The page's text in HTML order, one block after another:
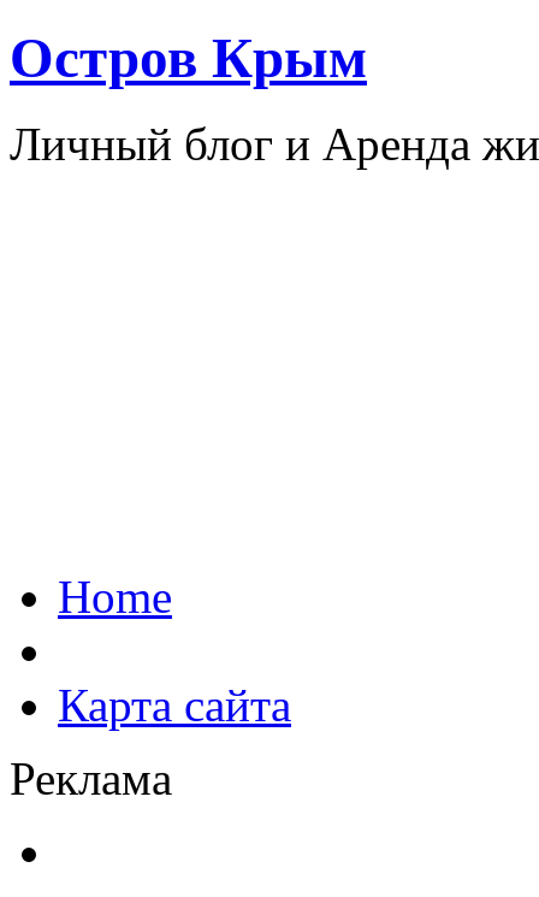
Остров Крым
Личный блог и Аренда
Home
Карта сайта
Реклама